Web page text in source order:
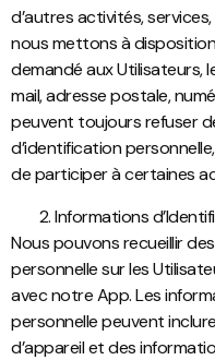
d’autres activités,
nous mettons à
demandé aux Utilisateurs,
mail, adresse postale,
peuvent toujours refuser
d’identification
de participer à certaines
Informations
Nous pouvons recueillir
personnelle sur les
avec notre App. Les
personnelle peuvent
d’appareil et des